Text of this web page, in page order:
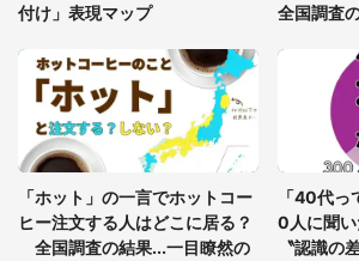
「○○がない街に住んでいま
人驚がく 何が存在しないか、
「修学旅行に途中参加する娘
っ暗な道で遭難状態。なんと
を求めると、住人の男性が...」
付け」表現マップ
全国調査
「ホット」の一言でホットコー
ヒー注文する人はどこに居る？
全国調査の結果...一目瞭然の
「40代
0人に聞
〝認識の